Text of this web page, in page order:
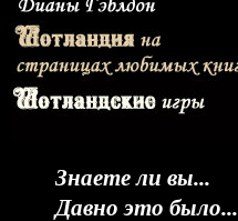
Знаете ли вы...
Давно это было...